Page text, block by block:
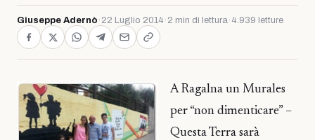
Giuseppe Adernò · 22 Luglio 2014 · 2 min di lettura· 4.939 letture
A Ragalna un Murales
per “non dimenticare” –
Questa Terra sarà